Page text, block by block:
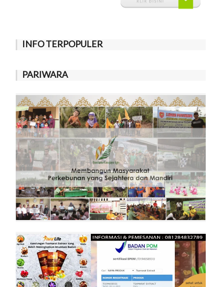
INFO TERPOPULER
PARIWARA